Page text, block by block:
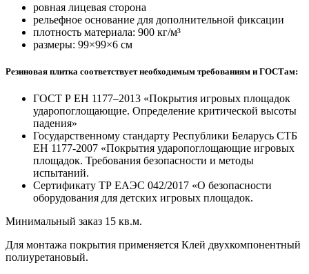
ровная лицевая сторона
рельефное основание для дополнительной фиксации
плотность материала: 900 кг/м³
размеры: 99×99×6 см
Резиновая плитка соответствует необходимым требованиям и ГОСТам:
ГОСТ Р ЕН 1177–2013 «Покрытия игровых площадок
ударопоглощающие. Определение критической высоты
падения»
Государственному стандарту Республики Беларусь СТБ
ЕН 1177-2007 «Покрытия ударопоглощающие игровых
площадок. Требования безопасности и методы
испытаний.
Сертификату ТР ЕАЭС 042/2017 «О безопасности
оборудования для детских игровых площадок.
Минимальный заказ 15 кв.м.
Для монтажа покрытия применяется Клей двухкомпонентный
полиуретановый.